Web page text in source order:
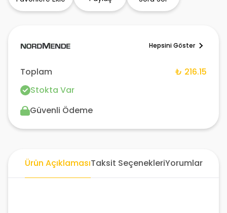
Hepsini Göster
Toplam
₺ 216.15
Stokta Var
Güvenli Ödeme
Ürün AçıklamasıTaksit SeçenekleriYorumlar